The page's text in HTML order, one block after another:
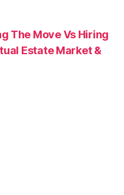
The Move Vs Hiring
Estate Market &